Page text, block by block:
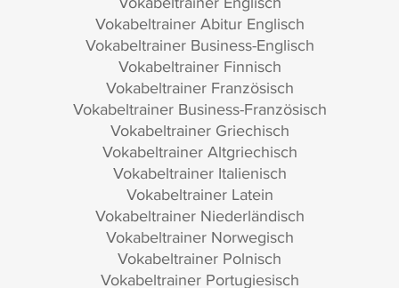
Vokabeltrainer Abitur Englisch
Vokabeltrainer Business-Englisch
Vokabeltrainer Finnisch
Vokabeltrainer Französisch
Vokabeltrainer Business-Französisch
Vokabeltrainer Griechisch
Vokabeltrainer Altgriechisch
Vokabeltrainer Italienisch
Vokabeltrainer Latein
Vokabeltrainer Niederländisch
Vokabeltrainer Norwegisch
Vokabeltrainer Polnisch
Vokabeltrainer Portugiesisch